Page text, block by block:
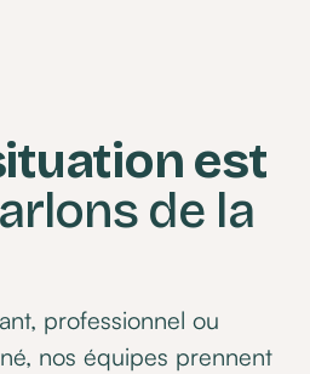
est
de la
professionnel ou
nos équipes prennent